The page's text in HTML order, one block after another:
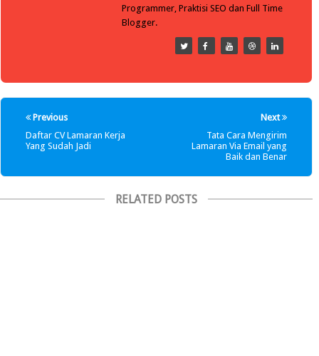
Programmer, Praktisi SEO dan Full Time
Blogger.
Next
Tata Cara Mengirim
Lamaran Via Email yang
Baik dan Benar
Previous
Daftar CV Lamaran Kerja
Yang Sudah Jadi
RELATED POSTS